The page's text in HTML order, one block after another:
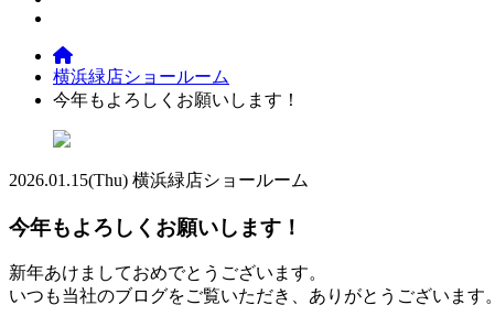
横浜緑店ショールーム
今年もよろしくお願いします！
2026.01.15(Thu) 横浜緑店ショールーム
今年もよろしくお願いします！
新年あけましておめでとうございます。
いつも当社のブログをご覧いただき、ありがとうございます。